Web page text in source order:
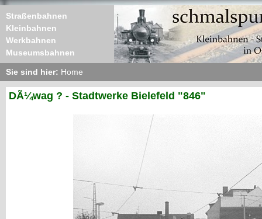
Straßenbahnen
Kleinbahnen
Werkbahnen
Museumsbahnen
Sie sind hier: Home
DÃ¼wag ? - Stadtwerke Bielefeld "846"